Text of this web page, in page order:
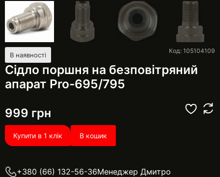
В наявності
Сідло поршня на безповітряний
апарат Pro-695/795
Код: 105104109
999 грн
Купити в 1 клік В кошик
+380 (66) 132-56-36Менеджер Дмитро